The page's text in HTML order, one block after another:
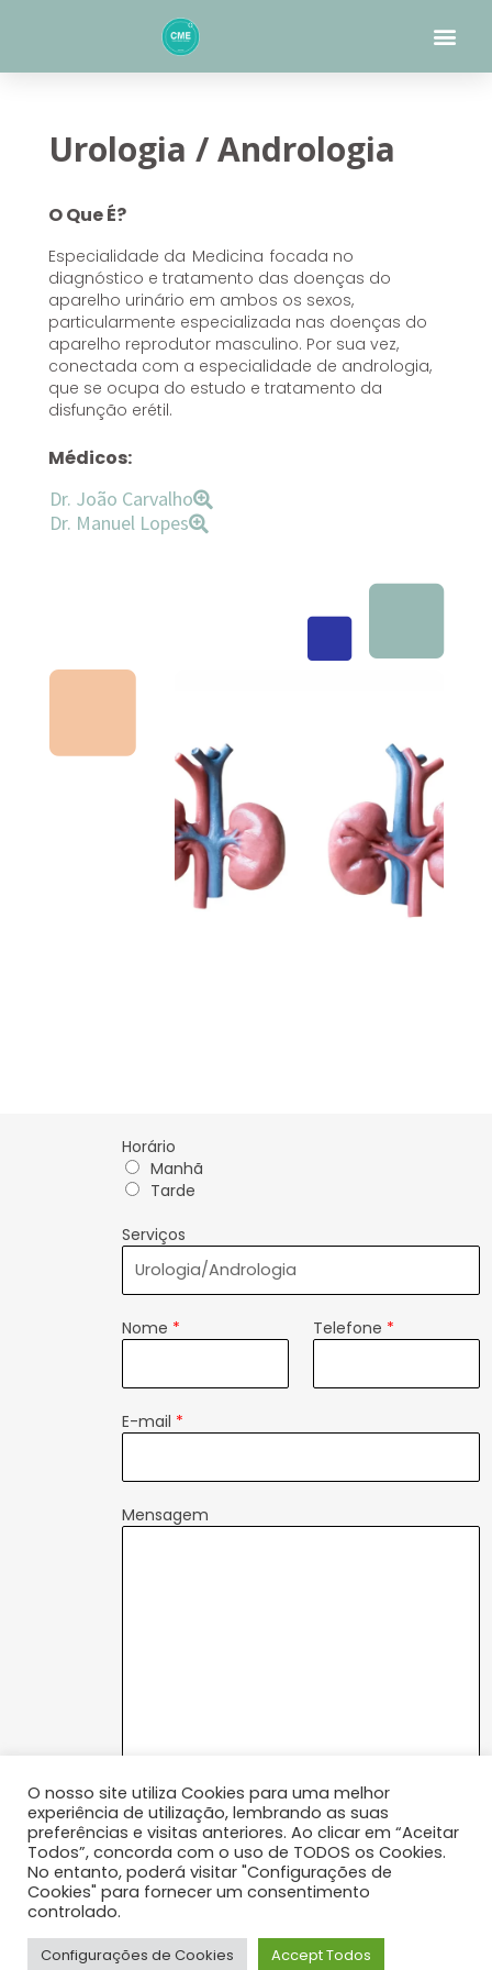
Urologia / Andrologia
O Que É?
Especialidade da Medicina focada no
diagnóstico e tratamento das doenças do
aparelho urinário em ambos os sexos,
particularmente especializada nas doenças do
aparelho reprodutor masculino. Por sua vez,
conectada com a especialidade de andrologia,
que se ocupa do estudo e tratamento da
disfunção erétil.
Médicos:
Dr. João Carvalho
Dr. Manuel Lopes
Horário
Manhã
Tarde
Serviços
Nome * Telefone *
E-mail *
Mensagem
P
o
l
i
t
a
Ao marcar, concordo com a Política de
Privacidade
*As marcações estão sujeitas a confirmação de
disponibilidade
ENVIAR
O nosso site utiliza Cookies para uma melhor
experiência de utilização, lembrando as suas
preferências e visitas anteriores. Ao clicar em “Aceitar
Todos”, concorda com o uso de TODOS os Cookies.
No entanto, poderá visitar "Configurações de
Cookies" para fornecer um consentimento
controlado.
Configurações de Cookies Accept Todos